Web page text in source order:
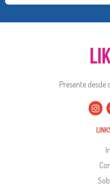
Presente desde